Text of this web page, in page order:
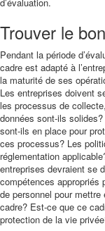
Trouver le
Pendant la période
cadre est adapté à
la maturité de ses
Les entreprises doivent
les processus de
données sont-ils
sont-ils en place pour
ces processus? Les
réglementation
entreprises devraient se
compétences appropriés
de personnel pour
cadre? Est-ce que ce
protection de la vie